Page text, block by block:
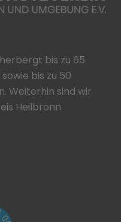
bis zu 65
bis zu 50
Weiterhin sind wir
Heilbronn